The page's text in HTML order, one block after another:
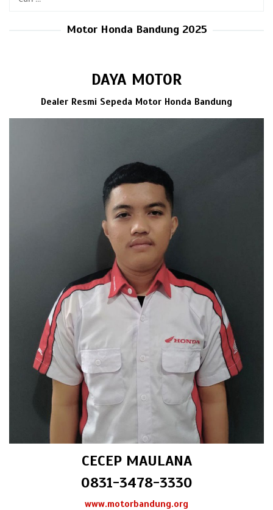
Motor Honda Bandung 2025
DAYA MOTOR
Dealer Resmi Sepeda Motor Honda Bandung
CECEP MAULANA
0831-3478-3330
www.motorbandung.org